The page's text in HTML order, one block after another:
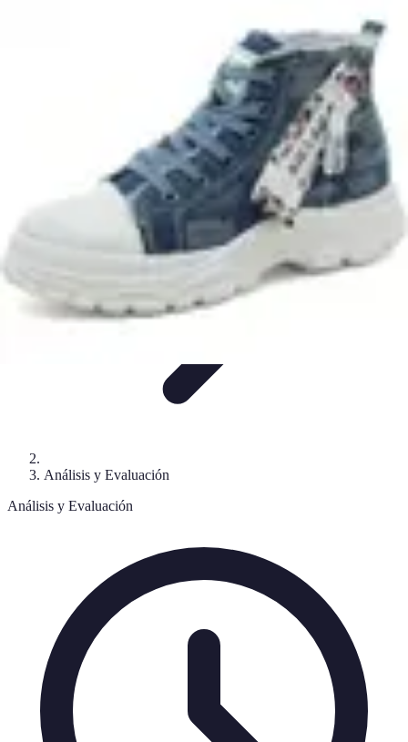
Consejos para Elegir
Consejos y Estrategias
Análisis y Evaluación
Análisis y Evaluación